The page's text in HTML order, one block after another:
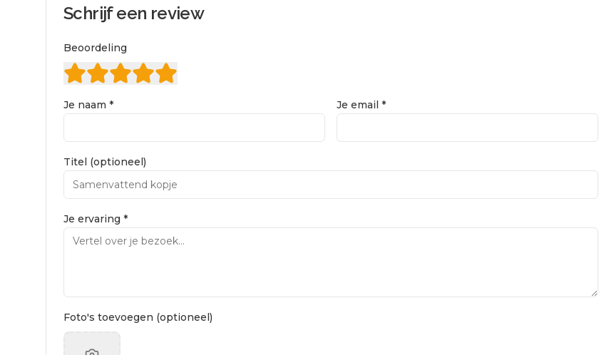
Schrijf een review
Beoordeling
Je naam * Je email *
Titel (optioneel)
Je ervaring *
Foto's toevoegen (optioneel)